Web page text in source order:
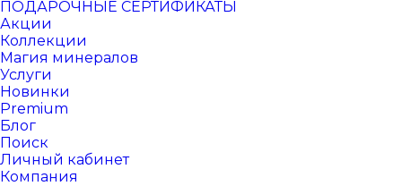
ПОДАРОЧНЫЕ СЕРТИФИКАТЫ
Акции
Коллекции
Магия минералов
Услуги
Новинки
Premium
Блог
Поиск
Личный кабинет
Компания